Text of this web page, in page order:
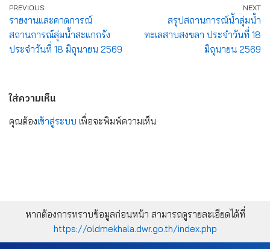
PREVIOUS
รายงานและคาดการณ์
สถานการณ์ลุ่มน้ำสะแกกรัง
ประจำวันที่ 18 มิถุนายน 2569
NEXT
สรุปสถานการณ์น้ำลุ่มน้ำ
ทะเลสาบสงขลา ประจำวันที่ 18
มิถุนายน 2569
ใส่ความเห็น
คุณต้องเข้าสู่ระบบ เพื่อจะพิมพ์ความเห็น
หากต้องการทราบข้อมูลก่อนหน้า สามารถดูรายละเอียดได้ที่
https://oldmekhala.dwr.go.th/index.php